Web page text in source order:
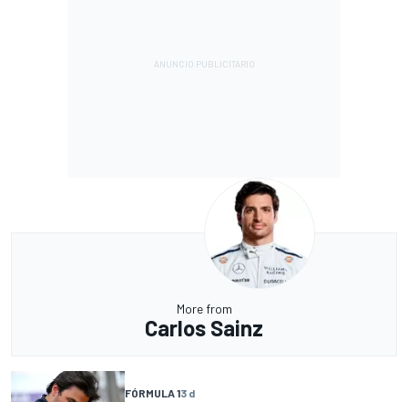
More from
Carlos Sainz
FÓRMULA 13 d